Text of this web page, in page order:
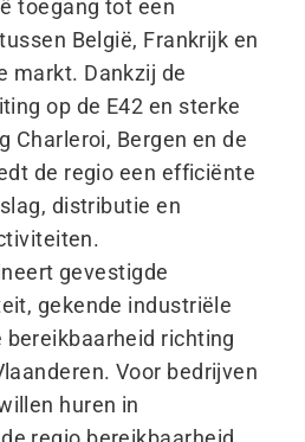
toegang tot een
België, Frankrijk en
markt. Dankzij de
op de E42 en sterke
Charleroi, Bergen en de
de regio een efficiënte
distributie en
gevestigde
gekende industriële
bereikbaarheid richting
Voor bedrijven
huren in